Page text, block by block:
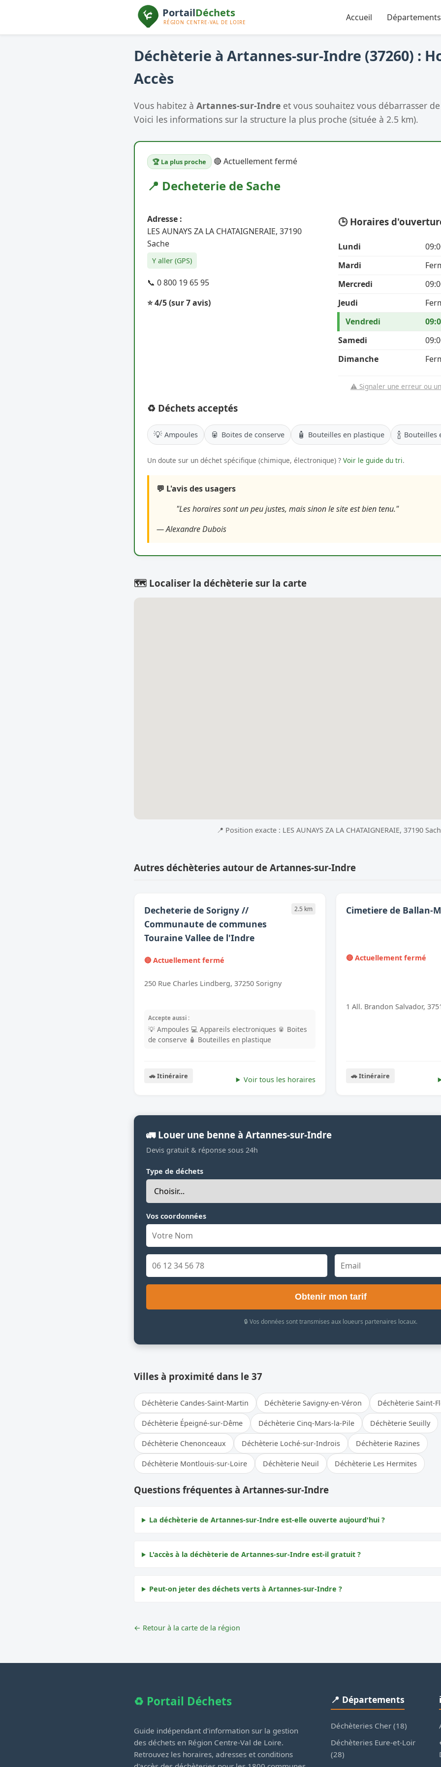
Accueil
Déchèterie à Artannes-sur-Indre (37260) :
Accès
Vous habitez à Artannes-sur-Indre et vous souhaitez vous débarrasser
Voici les informations sur la structure la plus proche (située à 2.5 km).
🏆 La plus proche 🔴 Actuellement fermé
📍 Decheterie de Sache
Adresse :
LES AUNAYS ZA LA CHATAIGNERAIE, 37190
Sache
Y aller (GPS)
📞 0 800 19 65 95
⭐ 4/5(sur 7 avis)
🕒 Horaires
Lundi
Mardi
Mercredi
Jeudi
Vendredi
Samedi
Dimanche
⚠️ Signaler une erreur ou
♻️ Déchets acceptés
💡 Ampoules 🥫 Boites de conserve 🧴 Bouteilles en plastique 🍾 Bouteilles
Un doute sur un déchet spécifique (chimique, électronique) ? Voir le guide du tri.
💬 L'avis des usagers
"Les horaires sont un peu justes, mais sinon le site est bien tenu."
— Alexandre Dubois
🗺️ Localiser la déchèterie sur la carte
📍 Position exacte : LES AUNAYS ZA LA CHATAIGNERAIE, 37190
Autres déchèteries autour de Artannes-sur-Indre
Decheterie de Sorigny //
Communaute de communes
Touraine Vallee de l'Indre
2.5 km
🔴 Actuellement fermé
250 Rue Charles Lindberg, 37250 Sorigny
Accepte aussi :
💡 Ampoules 💻 Appareils electroniques 🥫 Boites
de conserve 🧴 Bouteilles en plastique
🚗 Itinéraire Voir tous les horaires
Cimetiere de Ballan-
🔴 Actuellement fermé
1 All. Brandon Salvador,
🚗 Itinéraire
🚛 Louer une benne à Artannes-sur-Indre
Devis gratuit & réponse sous 24h
Type de déchets
Vos coordonnées
Obtenir mon tarif
🔒 Vos données sont transmises aux loueurs partenaires locaux.
Villes à proximité dans le 37
Déchèterie Candes-Saint-Martin Déchèterie Savigny-en-Véron Déchèterie Saint-
Déchèterie Épeigné-sur-Dême Déchèterie Cinq-Mars-la-Pile Déchèterie Seuilly
Déchèterie Chenonceaux Déchèterie Loché-sur-Indrois Déchèterie Razines
Déchèterie Montlouis-sur-Loire Déchèterie Neuil Déchèterie Les Hermites
Questions fréquentes à Artannes-sur-Indre
La déchèterie de Artannes-sur-Indre est-elle ouverte aujourd'hui ?
L'accès à la déchèterie de Artannes-sur-Indre est-il gratuit ?
Peut-on jeter des déchets verts à Artannes-sur-Indre ?
← Retour à la carte de la région
♻️ Portail Déchets
Guide indépendant d'information sur la gestion
des déchets en Région Centre-Val de Loire.
Retrouvez les horaires, adresses et conditions
📍 Départements
Déchèteries Cher (18)
Déchèteries Eure-et-Loir
(28)